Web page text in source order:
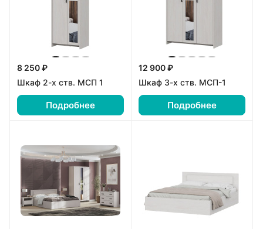
8 250 ₽
Шкаф 2-х ств. МСП 1
Подробнее
12 900 ₽
Шкаф 3-х ств. МСП-1
Подробнее